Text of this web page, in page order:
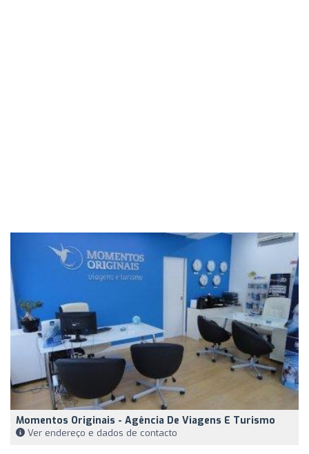
Momentos Originais - Agência De Viagens E Turismo
Ver endereço e dados de contacto